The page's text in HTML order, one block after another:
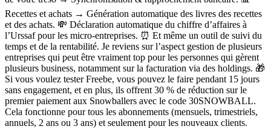
Recettes et achats → Génération automatique des livres des recettes
et des achats. 💸 Déclaration automatique du chiffre d’affaires à
l’Urssaf pour les micro-entreprises. ⏰ Et même un outil de suivi du
temps et de la rentabilité. Je reviens sur l’aspect gestion de plusieurs
entreprises qui peut être vraiment top pour les personnes qui gèrent
plusieurs business, notamment sur la facturation via des holdings. 🎁
Si vous voulez tester Freebe, vous pouvez le faire pendant 15 jours
sans engagement, et en plus, ils offrent 30 % de réduction sur le
premier paiement aux Snowballers avec le code 30SNOWBALL.
Cela fonctionne pour tous les abonnements (mensuels, trimestriels,
annuels, 2 ans ou 3 ans) et seulement pour les nouveaux clients.